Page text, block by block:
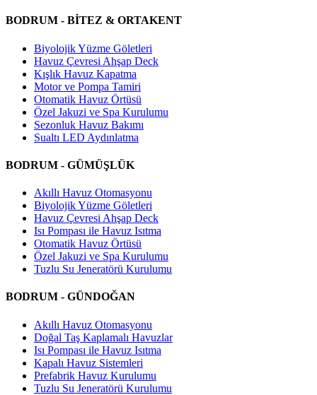
BODRUM - BİTEZ & ORTAKENT
Biyolojik Yüzme Göletleri
Havuz Çevresi Ahşap Deck
Kışlık Havuz Kapatma
Motor ve Pompa Tamiri
Otomatik Havuz Örtüsü
Özel Jakuzi ve Spa Kurulumu
Sezonluk Havuz Bakımı
Sualtı LED Aydınlatma
BODRUM - GÜMÜŞLÜK
Akıllı Havuz Otomasyonu
Biyolojik Yüzme Göletleri
Havuz Çevresi Ahşap Deck
Isı Pompası ile Havuz Isıtma
Otomatik Havuz Örtüsü
Özel Jakuzi ve Spa Kurulumu
Tuzlu Su Jeneratörü Kurulumu
BODRUM - GÜNDOĞAN
Akıllı Havuz Otomasyonu
Doğal Taş Kaplamalı Havuzlar
Isı Pompası ile Havuz Isıtma
Kapalı Havuz Sistemleri
Prefabrik Havuz Kurulumu
Tuzlu Su Jeneratörü Kurulumu